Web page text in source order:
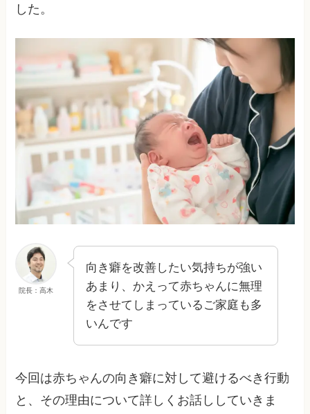
した。
院長：高木
向き癖を改善したい気持ちが強い
あまり、かえって赤ちゃんに無理
をさせてしまっているご家庭も多
いんです
今回は赤ちゃんの向き癖に対して避けるべき行動
と、その理由について詳しくお話ししていきま